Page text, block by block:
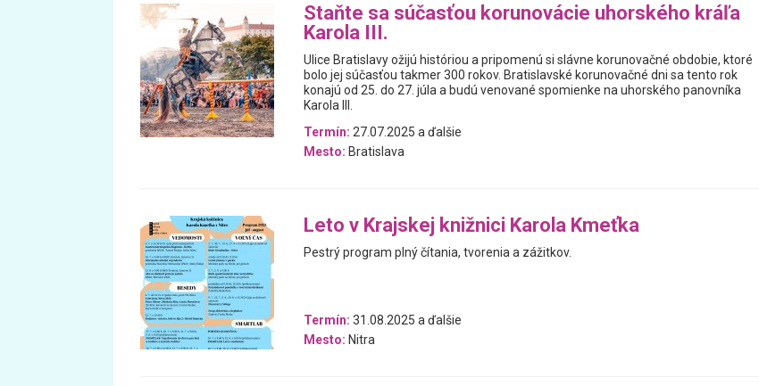
Staňte sa súčasťou korunovácie uhorského kráľa
Karola III.
Ulice Bratislavy ožijú históriou a pripomenú si slávne korunovačné obdobie, ktoré
bolo jej súčasťou takmer 300 rokov. Bratislavské korunovačné dni sa tento rok
konajú od 25. do 27. júla a budú venované spomienke na uhorského panovníka
Karola III.
Termín: 27.07.2025 a ďalšie
Mesto: Bratislava
Leto v Krajskej knižnici Karola Kmeťka
Pestrý program plný čítania, tvorenia a zážitkov.
Termín: 31.08.2025 a ďalšie
Mesto: Nitra